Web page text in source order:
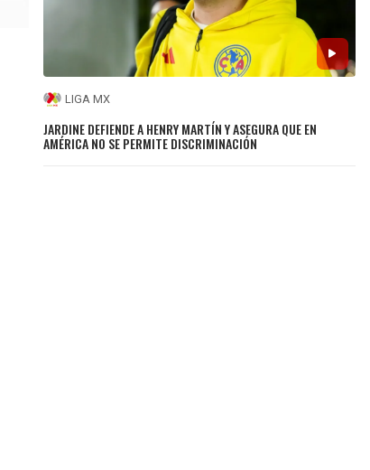
LIGA MX
JARDINE DEFIENDE A HENRY MARTÍN Y ASEGURA QUE EN
AMÉRICA NO SE PERMITE DISCRIMINACIÓN